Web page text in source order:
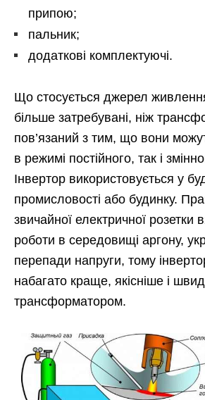
припою;
пальник;
додаткові комплектуючі.
Що стосується джерел
більше затребувані, ніж
пов’язаний з тим, що вони
в режимі постійного, так і
Інвертор використовується у
промисловості або будинку.
звичайної електричної розетки
роботи в середовищі аргону,
перепади напруги, тому
набагато краще, якісніше і
трансформатором.